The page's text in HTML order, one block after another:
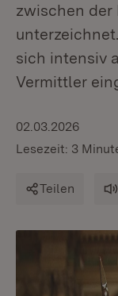
zwischen der
sich intensiv
Vermittler
02.03.2026
Lesezeit: 3
Teilen